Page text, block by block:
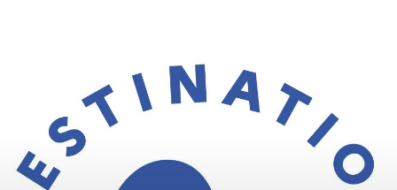
Tourisme
Territoires